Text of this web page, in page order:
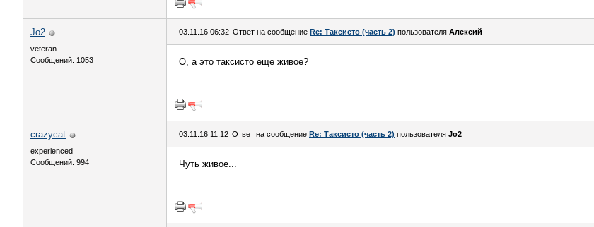
Jo2
veteran
Сообщений: 1053
03.11.16 06:32 Ответ на сообщение Re: Таксисто (часть 2) пользователя Алексий
О, а это таксисто еще живое?
crazycat
experienced
Сообщений: 994
03.11.16 11:12 Ответ на сообщение Re: Таксисто (часть 2) пользователя Jo2
Чуть живое...